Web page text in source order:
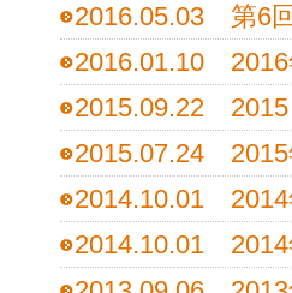
2016.05.03 第6
2016.01.10
2015.09.22
2015.07.24
2014.10.01
2014.10.01 2014